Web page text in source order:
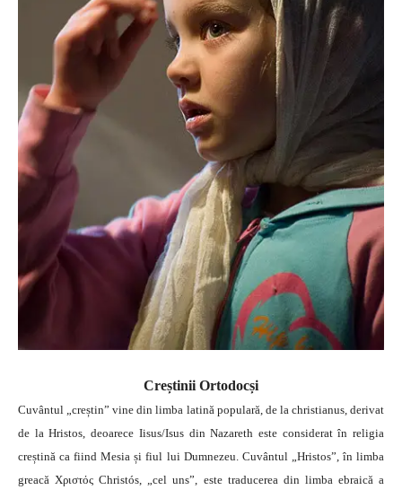
Creștinii Ortodocși
Cuvântul „creștin” vine din limba latină populară, de la christianus, derivat
de la Hristos, deoarece Iisus/Isus din Nazareth este considerat în religia
creștină ca fiind Mesia și fiul lui Dumnezeu. Cuvântul „Hristos”, în limba
greacă Χριστός Christós, „cel uns”, este traducerea din limba ebraică a